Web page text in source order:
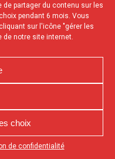
partager du contenu sur les
pendant 6 mois. Vous
sur l'icône "gérer les
de notre site internet.
choix
de confidentialité
votre